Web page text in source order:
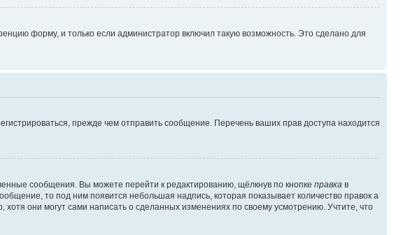
форму, и только если администратор включил такую возможность. Это сделано для
прежде чем отправить сообщение. Перечень ваших прав доступа находится
сообщения. Вы можете перейти к редактированию, щёлкнув по кнопке правка в
то под ним появится небольшая надпись, которая показывает количество правок а
они могут сами написать о сделанных изменениях по своему усмотрению. Учтите, что